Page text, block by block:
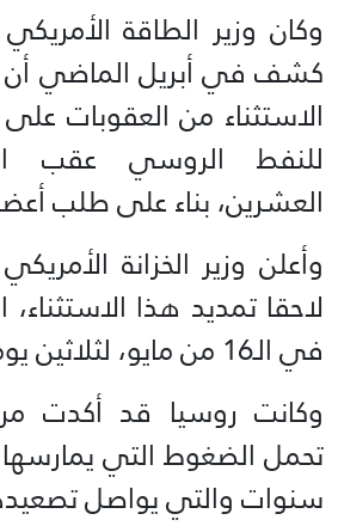
وكان وزير الطاقة
كشف في أبريل الماضي
الاستثناء من العقوبات
للنفط الروسي عقب
العشرين، بناء على طلب
وأعلن وزير الخزانة
لاحقا تمديد هذا
في الـ16 من مايو، لثلاثين يوما إضافية.
وكانت روسيا قد أكدت
تحمل الضغوط التي يمارسها
سنوات والتي يواصل